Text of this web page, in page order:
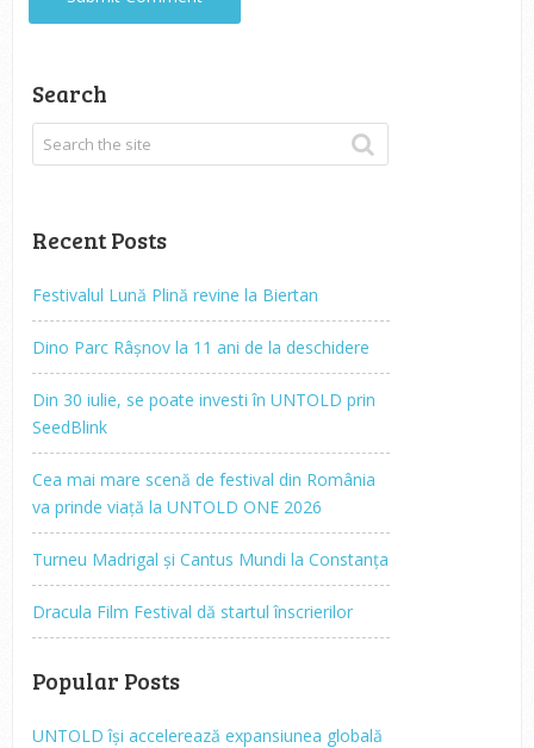
Search
Recent Posts
Festivalul Lună Plină revine la Biertan
Dino Parc Râșnov la 11 ani de la deschidere
Din 30 iulie, se poate investi în UNTOLD prin
SeedBlink
Cea mai mare scenă de festival din România
va prinde viață la UNTOLD ONE 2026
Turneu Madrigal și Cantus Mundi la Constanța
Dracula Film Festival dă startul înscrierilor
Popular Posts
UNTOLD își accelerează expansiunea globală